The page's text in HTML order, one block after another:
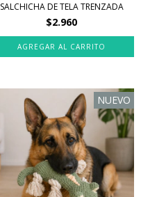
SALCHICHA DE TELA TRENZADA
$2.960
NUEVO